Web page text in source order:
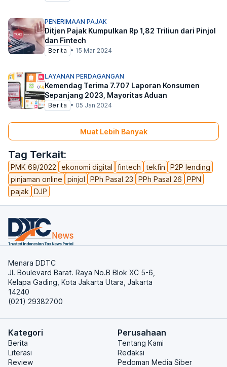
Tag Terkait:
PMK 69/2022 ekonomi digital fintech tekfin
P2P lending
pinjaman online
pinjol PPh Pasal 23 PPh Pasal 26
PPN
pajak
DJP
PENERIMAAN PAJAK
Ditjen Pajak Kumpulkan Rp 1,82 Triliun dari Pinjol
dan Fintech
Berita • 15 Mar 2024
LAYANAN PERDAGANGAN
Kemendag Terima 7.707 Laporan Konsumen
Sepanjang 2023, Mayoritas Aduan
Berita • 05 Jan 2024
Muat Lebih Banyak
Menara DDTC
Jl. Boulevard Barat. Raya No.B Blok XC 5-6,
Kelapa Gading, Kota Jakarta Utara, Jakarta
14240
(021) 29382700
Kategori
Berita
Literasi
Review
Perusahaan
Tentang Kami
Redaksi
Pedoman Media Siber